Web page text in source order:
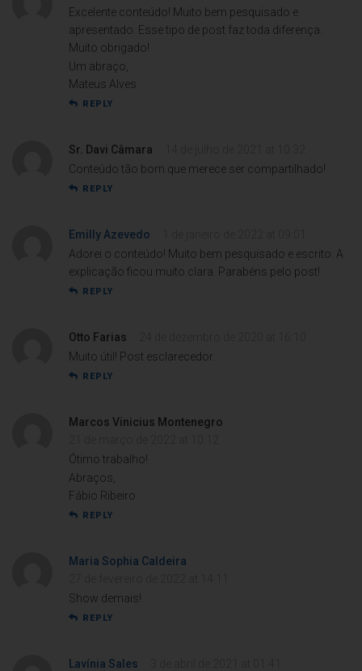
Excelente conteúdo! Muito bem pesquisado e
apresentado. Esse tipo de post faz toda diferença.
Muito obrigado!
Um abraço,
Mateus Alves
REPLY
Sr. Davi Câmara
Conteúdo tão bom que merece ser compartilhado!
REPLY
Emilly Azevedo
Adorei o conteúdo! Muito bem pesquisado e escrito. A
explicação ficou muito clara. Parabéns pelo post!
REPLY
Otto Farias
Muito útil! Post esclarecedor.
REPLY
Marcos Vinicius Montenegro
Ótimo trabalho!
Abraços,
Fábio Ribeiro
REPLY
Maria Sophia Caldeira
Show demais!
REPLY
Lavínia Sales